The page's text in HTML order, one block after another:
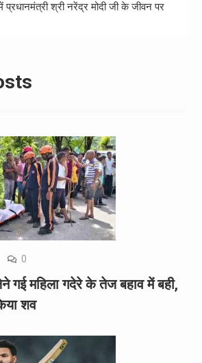
श्री नरेंद्र मोदी जी के जीवन पर
0
गई महिला गदेरे के तेज बहाव में बही,
शव